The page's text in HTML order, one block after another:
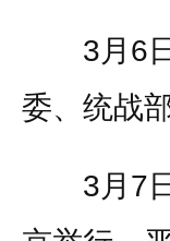
3月6日
委、统战
3月7日